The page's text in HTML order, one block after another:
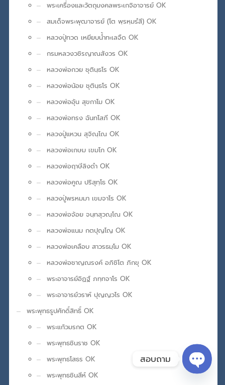
พระเครื่องและวัตถุมงคลพระเกจิอาจารย์ OK
สมเด็จพระพุฒาจารย์ (โต พฺรหฺมรํสี) OK
หลวงปู่ทวด เหยียบน้ำทะเลจืด OK
กรมหลวงวชิรญาณสังวร OK
หลวงพ่อกวย ชุตินฺธโร OK
หลวงพ่อน้อย ชุตินฺธโร OK
หลวงพ่ออุ้น สุขกาโม OK
หลวงพ่อทรง ฉันทโสภี OK
หลวงปู่แหวน สุจิณฺโณ OK
หลวงพ่อเกษม เขมโก OK
หลวงพ่อฤาษีลิงดำ OK
หลวงพ่อคูณ ปริสุทฺโธ OK
หลวงปู่พรหมมา เขมจาโร OK
หลวงพ่อจ้อย จนฺทสุวณฺโณ OK
หลวงพ่อแนม กตปุญโญ OK
หลวงพ่อเคลือบ สาวรธมฺโม OK
หลวงพ่อชาญณรงค์ อภิชิโต ภิกขุ OK
พระอาจารย์อิฏฐ์ ภทฺทจาโร OK
พระอาจารย์วราห์ ปุญญวโร OK
พระพุทธรูปศักดิ์สิทธิ์ OK
พระแก้วมรกต OK
พระพุทธชินราช OK
พระพุทธโสธร OK
พระพุทธชินสีห์ OK
สอบถาม
Open